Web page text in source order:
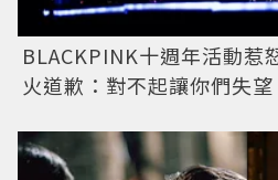
BLACKPINK十週年活動惹
火道歉：對不起讓你們失望